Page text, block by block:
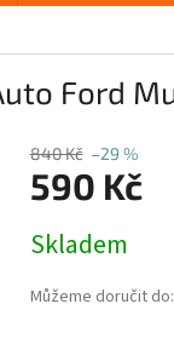
Ford
840 Kč –29 %
590 Kč
cena:
Skladem
Můžeme doručit do: